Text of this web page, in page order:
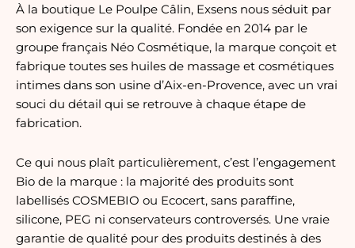
À la boutique Le Poulpe Câlin, Exsens nous séduit par
son exigence sur la qualité. Fondée en 2014 par le
groupe français Néo Cosmétique, la marque conçoit et
fabrique toutes ses huiles de massage et cosmétiques
intimes dans son usine d’Aix-en-Provence, avec un vrai
souci du détail qui se retrouve à chaque étape de
fabrication.
Ce qui nous plaît particulièrement, c’est l’engagement
Bio de la marque : la majorité des produits sont
labellisés COSMEBIO ou Ecocert, sans paraffine,
silicone, PEG ni conservateurs controversés. Une vraie
garantie de qualité pour des produits destinés à des